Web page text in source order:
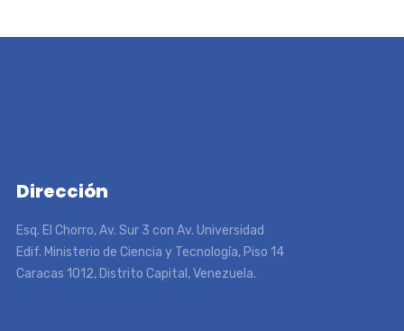
Dirección
Esq. El Chorro, Av. Sur 3 con Av. Universidad
Edif. Ministerio de Ciencia y Tecnología, Piso 14
Caracas 1012, Distrito Capital, Venezuela.